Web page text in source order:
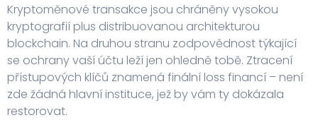
Kryptoměnové transakce jsou chráněny vysokou
kryptografií plus distribuovanou architekturou
blockchain. Na druhou stranu zodpovědnost týkající
se ochrany vaší účtu leží jen ohledně tobě. Ztracení
přístupových klíčů znamená finální loss financí – není
zde žádná hlavní instituce, jež by vám ty dokázala
restorovat.